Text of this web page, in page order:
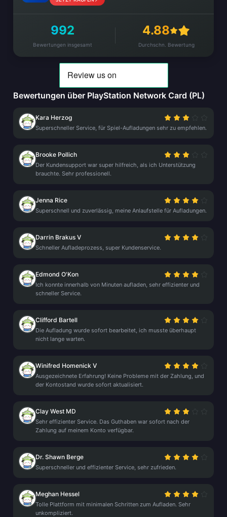
992
Bewertungen insgesamt
4.88
Durchschn. Bewertung
Bewertungen über PlayStation Network Card (PL)
Kara Herzog
Superschneller Service, für Spiel-Aufladungen sehr zu empfehlen.
Brooke Pollich
Der Kundensupport war super hilfreich, als ich Unterstützung
brauchte. Sehr professionell.
Jenna Rice
Superschnell und zuverlässig, meine Anlaufstelle für Aufladungen.
Darrin Brakus V
Schneller Aufladeprozess, super Kundenservice.
Edmond O'Kon
Ich konnte innerhalb von Minuten aufladen, sehr effizienter und
schneller Service.
Clifford Bartell
Die Aufladung wurde sofort bearbeitet, ich musste überhaupt
nicht lange warten.
Winifred Homenick V
Ausgezeichnete Erfahrung! Keine Probleme mit der Zahlung, und
der Kontostand wurde sofort aktualisiert.
Clay West MD
Sehr effizienter Service. Das Guthaben war sofort nach der
Zahlung auf meinem Konto verfügbar.
Dr. Shawn Berge
Superschneller und effizienter Service, sehr zufrieden.
Meghan Hessel
Tolle Plattform mit minimalen Schritten zum Aufladen. Sehr
unkompliziert.